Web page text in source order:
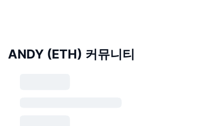
ANDY (ETH) 커뮤니티